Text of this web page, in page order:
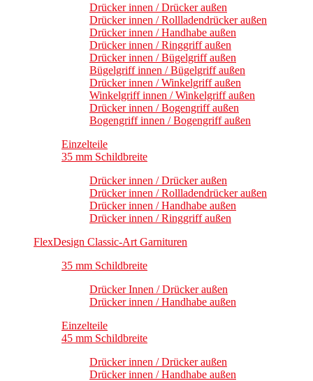
Drücker innen / Drücker außen
Drücker innen / Rollladendrücker außen
Drücker innen / Handhabe außen
Drücker innen / Ringgriff außen
Drücker innen / Bügelgriff außen
Bügelgriff innen / Bügelgriff außen
Drücker innen / Winkelgriff außen
Winkelgriff innen / Winkelgriff außen
Drücker innen / Bogengriff außen
Bogengriff innen / Bogengriff außen
Einzelteile
35 mm Schildbreite
Drücker innen / Drücker außen
Drücker innen / Rollladendrücker außen
Drücker innen / Handhabe außen
Drücker innen / Ringgriff außen
FlexDesign Classic-Art Garnituren
35 mm Schildbreite
Drücker Innen / Drücker außen
Drücker innen / Handhabe außen
Einzelteile
45 mm Schildbreite
Drücker innen / Drücker außen
Drücker innen / Handhabe außen